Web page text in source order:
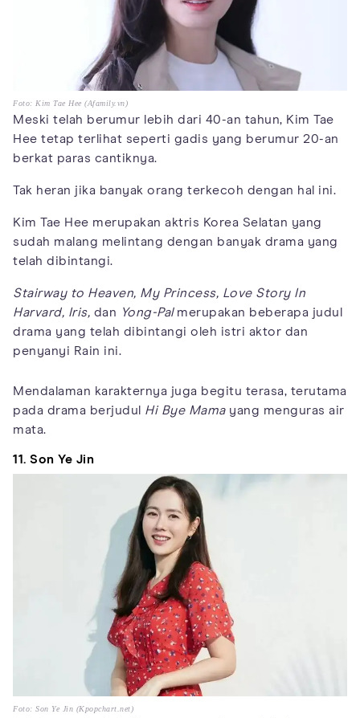
Foto: Kim Tae Hee (Afamily.vn)
Meski telah berumur lebih dari 40-an tahun, Kim Tae
Hee tetap terlihat seperti gadis yang berumur 20-an
berkat paras cantiknya.
Tak heran jika banyak orang terkecoh dengan hal ini.
Kim Tae Hee merupakan aktris Korea Selatan yang
sudah malang melintang dengan banyak drama yang
telah dibintangi.
Stairway to Heaven, My Princess, Love Story In
Harvard, Iris, dan Yong-Palmerupakan beberapa judul
drama yang telah dibintangi oleh istri aktor dan
penyanyi Rain ini.
Mendalaman karakternya juga begitu terasa, terutama
pada drama berjudul Hi Bye Mamayang menguras air
mata.
11. Son Ye Jin
Foto: Son Ye Jin (Kpopchart.net)